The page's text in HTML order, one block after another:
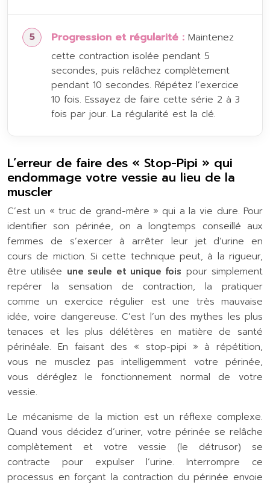
Progression et régularité : Maintenez
cette contraction isolée pendant 5
secondes, puis relâchez complètement
pendant 10 secondes. Répétez l’exercice
10 fois. Essayez de faire cette série 2 à 3
fois par jour. La régularité est la clé.
L’erreur de faire des « Stop-Pipi » qui
endommage votre vessie au lieu de la
muscler
C’est un « truc de grand-mère » qui a la vie dure. Pour
identifier son périnée, on a longtemps conseillé aux
femmes de s’exercer à arrêter leur jet d’urine en
cours de miction. Si cette technique peut, à la rigueur,
être utilisée une seule et unique fois pour simplement
repérer la sensation de contraction, la pratiquer
comme un exercice régulier est une très mauvaise
idée, voire dangereuse. C’est l’un des mythes les plus
tenaces et les plus délétères en matière de santé
périnéale. En faisant des « stop-pipi » à répétition,
vous ne musclez pas intelligemment votre périnée,
vous déréglez le fonctionnement normal de votre
vessie.
Le mécanisme de la miction est un réflexe complexe.
Quand vous décidez d’uriner, votre périnée se relâche
complètement et votre vessie (le détrusor) se
contracte pour expulser l’urine. Interrompre ce
processus en forçant la contraction du périnée envoie